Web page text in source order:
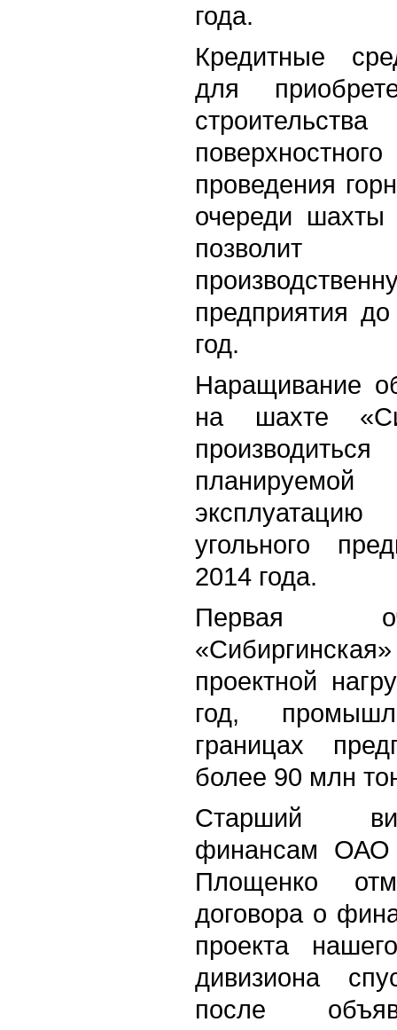
года.
Кредитные
для
проведения
очереди шахты
предприятия
год.
Наращивание
на шахте
угольного
2014 года.
Первая
проектной
год,
границах
более 90 млн
Старший
финансам ОАО
Площенко
договора о
проекта
дивизиона
после